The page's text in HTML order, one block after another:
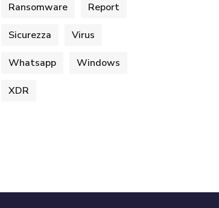
Ransomware Report
Sicurezza Virus
Whatsapp Windows
XDR